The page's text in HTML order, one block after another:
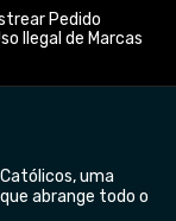
Pedido
Ilegal de Marcas
uma
abrange todo o